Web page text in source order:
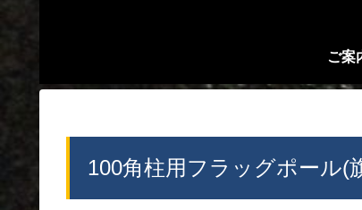
ご案
100角柱用フラッグポール